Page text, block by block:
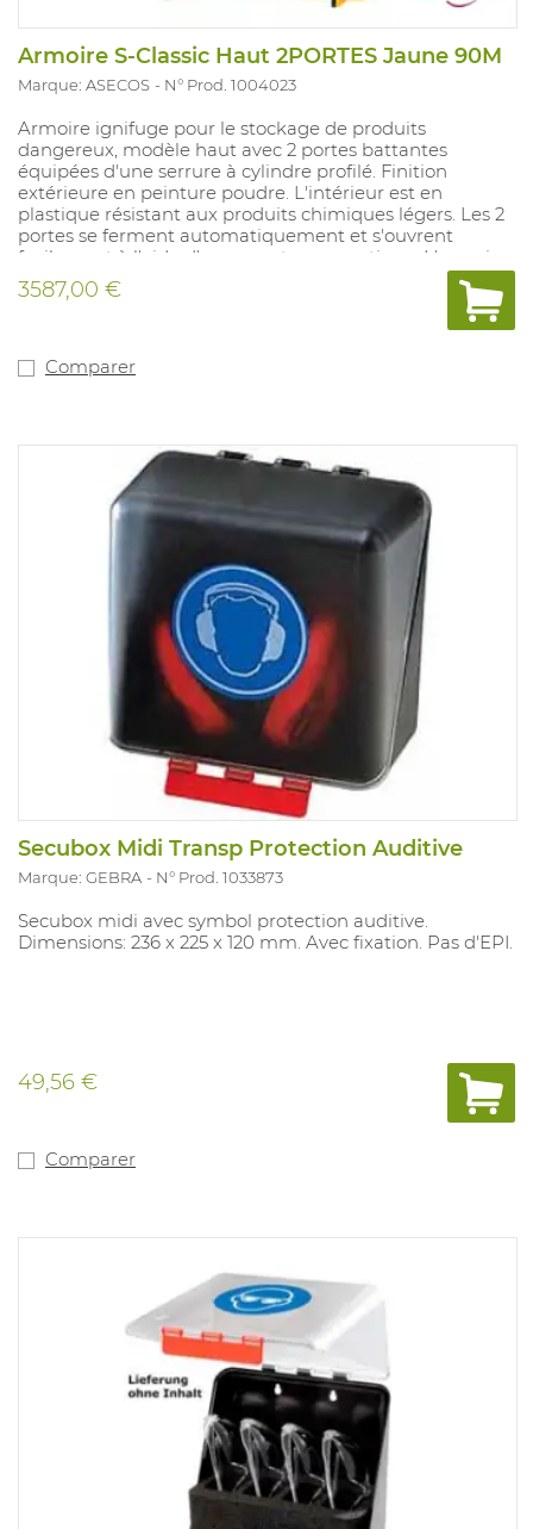
Armoire S-Classic Haut 2PORTES Jaune 90M
Marque: ASECOS N° Prod. 1004023
Armoire ignifuge pour le stockage de produits
dangereux, modèle haut avec 2 portes battantes
équipées d'une serrure à cylindre profilé. Finition
extérieure en peinture poudre. L'intérieur est en
plastique résistant aux produits chimiques légers. Les 2
portes se ferment automatiquement et s'ouvrent
facilement à l'aide d'un ressort pneumatique. L'armoire
comprend 3 bacs de rétention en tôle d'acier d'une
capacité de charge de 150 kg et d'une capacité de
collecte de 33 litres, ainsi qu'un bac inférieur en tôle
ouvertures d'admission et d'évacuation sont situées en
possible sur demande.
3587,00 €
Comparer
Secubox Midi Transp Protection Auditive
Marque: GEBRA N° Prod. 1033873
Secubox midi avec symbol protection auditive.
Dimensions: 236 x 225 x 120 mm. Avec fixation. Pas d'EPI.
49,56 €
Comparer